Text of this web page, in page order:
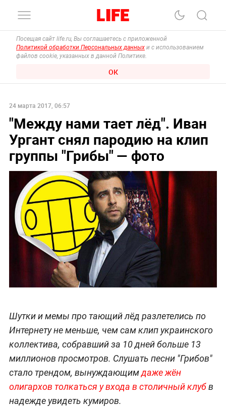
Посещая сайт life.ru, Вы соглашаетесь с приложенной
Политикой обработки Персональных данных и с использованием
файлов cookie, указанных в данной Политике.
ОК
24 марта 2017, 06:57
"Между нами тает лёд". Иван
Ургант снял пародию на клип
группы "Грибы" — фото
Шутки и мемы про тающий лёд разлетелись по
Интернету не меньше, чем сам клип украинского
коллектива, собравший за 10 дней больше 13
миллионов просмотров. Слушать песни "Грибов"
стало трендом, вынуждающимдаже жён
олигархов толкаться у входа в столичный клубв
надежде увидеть кумиров.